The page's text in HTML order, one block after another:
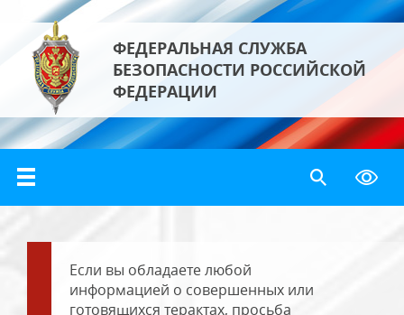
ФЕДЕРАЛЬНАЯ СЛУЖБА
БЕЗОПАСНОСТИ РОССИЙСКОЙ
ФЕДЕРАЦИИ
Если вы обладаете любой
информацией о совершенных или
готовящихся терактах, просьба